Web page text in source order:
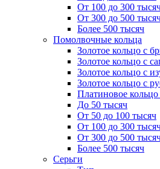
От 100 до 300
От 300 до 500
Более 500 тысяч
Помолвочные кольца
Золотое кольцо с
Золотое кольцо с
Золотое кольцо с
Золотое кольцо с
Платиновое
До 50 тысяч
От 50 до 100 тысяч
От 100 до 300
От 300 до 500
Более 500 тысяч
Серьги